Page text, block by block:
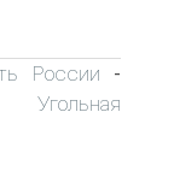
России -
Угольная